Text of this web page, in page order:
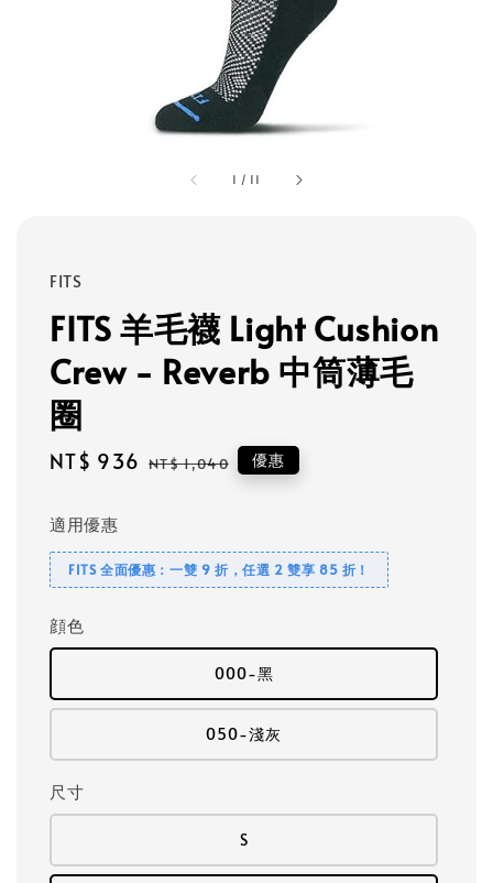
1 / 11
FITS
FITS 羊毛襪 Light Cushion
Crew - Reverb 中筒薄毛
圈
Sale
NT$ 936 Regular
NT$ 1,040 優惠
適用優惠
FITS 全面優惠：一雙 9 折，任選 2 雙享 85 折！
顔色
000-黑
050-淺灰
尺寸
S